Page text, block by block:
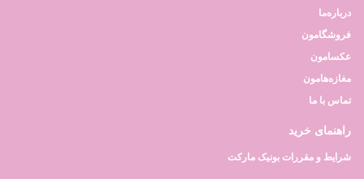
درباره‌ما
فروشگامون
عکسامون
مغازه‌هامون
تماس با ما
راهنمای خرید
شرایط و مقررات بونیک مارکت